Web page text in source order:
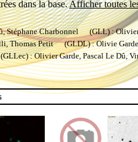
dans la base.Afficher toutes
Stéphane Charbonnel (GLL) :
Thomas Petit (GLDL) : Olivie
: Olivier Garde, Pascal Le Dû,